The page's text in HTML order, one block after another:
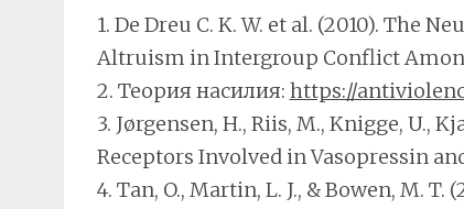
1. De Dreu C. K. W. et al. (2010). The
Altruism in Intergroup Conflict
2. Теория насилия: https://
3. Jørgensen, H., Riis, M., Knigge, U.,
Receptors Involved in Vasopressin
4. Tan, O., Martin, L. J., & Bowen, M.